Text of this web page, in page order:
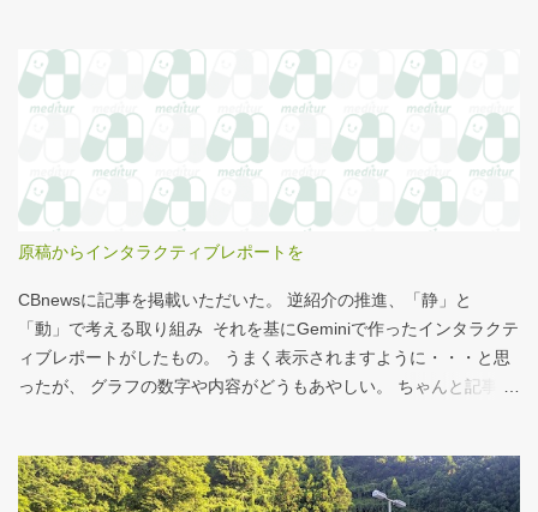
気になっていた。お腹の肉がだいぶたるんできたのは、こいつの
せいもあるのではないかと。 シナモンロール 556kcal 出所：
http://www.starbucks.co.jp/allergy/pdf/allergen-food.pdf 調べてビ
ビった。これはまずい。下手な食事以上のカロリーだ。 この
556kcalがどのくらいヤバイのか、スターバックス以上に良く行く
マクドナルドで考えてみる。（ちなみにマクドナルドは食事目的
とカロリーがほぼ同じもの（530kcal～580kcal）を次のマクドナ
ルド商品から２つ選んでください ハンバーガー ビッグマック ダブ
ルクォーターパウンダー・チーズ フィレオフィッシュ てりやきマ
ックバーガー マックフライポテト（S) マックフライポテト（M)
マックフライポテト（L) 正解は続きで。
原稿からインタラクティブレポートを
CBnewsに記事を掲載いただいた。 逆紹介の推進、「静」と
「動」で考える取り組み それを基にGeminiで作ったインタラクテ
ィブレポートがしたもの。 うまく表示されますように・・・と思
ったが、 グラフの数字や内容がどうもあやしい。 ちゃんと記事を
みの比較 患者の視点 解決策 なぜ「逆紹介」が重要なのか？ 医師
の働き方改革が進む中、大病院の外来負担軽減は喫緊の課題で